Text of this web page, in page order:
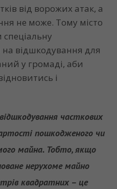
від ворожих атак, а
не може. Тому місто
відшкодування для
у громаді, аби
і
часткових
пошкодженого чи
майна. Тобто, якщо
нерухоме майно
квадратних – це